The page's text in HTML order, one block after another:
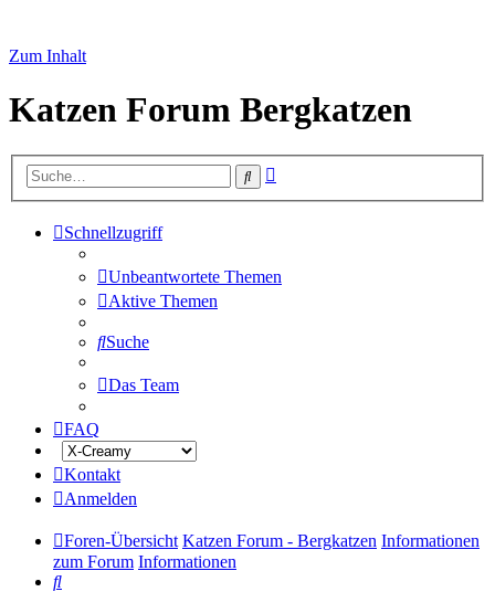
Zum Inhalt
Katzen Forum Bergkatzen
Suche
Schnellzugriff
Unbeantwortete Themen
Aktive Themen
Suche
Das Team
FAQ
Kontakt
Anmelden
Foren-Übersicht Katzen Forum - Bergkatzen Informationen
zum Forum Informationen
Suche